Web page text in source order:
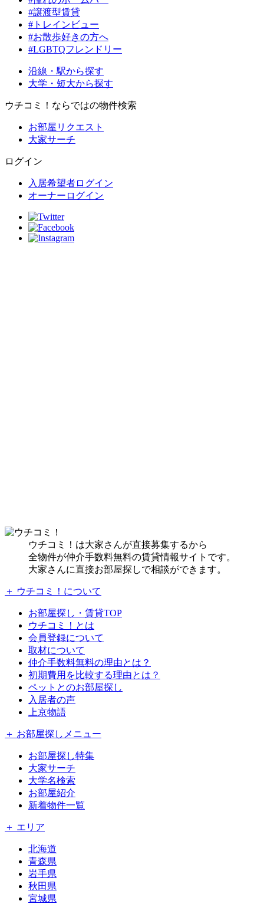
#譲渡型賃貸
#トレインビュー
#お散歩好きの方へ
#LGBTQフレンドリー
沿線・駅から探す
大学・短大から探す
ウチコミ！ならではの物件検索
お部屋リクエスト
大家サーチ
ログイン
入居希望者ログイン
オーナーログイン
ウチコミ！は大家さんが直接募集するから
全物件が仲介手数料無料の賃貸情報サイトです。
大家さんに直接お部屋探しで相談ができます。
＋ ウチコミ！について
お部屋探し・賃貸TOP
ウチコミ！とは
会員登録について
取材について
仲介手数料無料の理由とは？
初期費用を比較する理由とは？
ペットとのお部屋探し
入居者の声
上京物語
＋ お部屋探しメニュー
お部屋探し特集
大家サーチ
大学名検索
お部屋紹介
新着物件一覧
＋ エリア
北海道
青森県
岩手県
秋田県
宮城県